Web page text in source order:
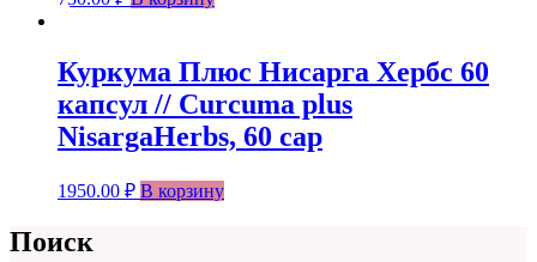
Куркума Плюс Нисарга Хербс 60
капсул // Curcuma plus
NisargaHerbs, 60 cap
1950.00 ₽ В корзину
Поиск